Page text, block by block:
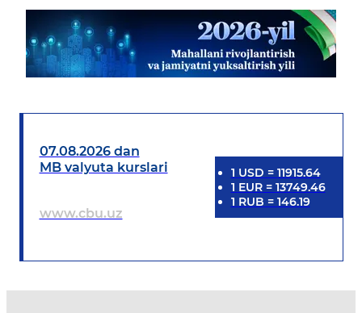
07.08.2026 dan
MB valyuta kurslari
www.cbu.uz
1 USD = 11915.64
1 EUR= 13749.46
1 RUB = 146.19